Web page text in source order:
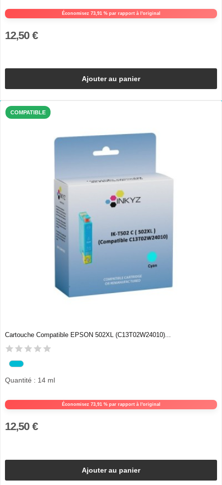
Économisez 73,91 % par rapport à l'original
12,50 €
Ajouter au panier
COMPATIBLE
Cartouche Compatible EPSON 502XL (C13T02W24010)...
Économisez 73,91 % par rapport à l'original
Quantité : 14 ml
12,50 €
Ajouter au panier